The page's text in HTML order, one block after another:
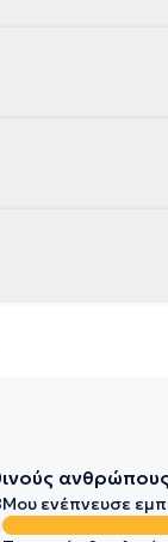
ανθρώπους
Μου ενέπνευσε